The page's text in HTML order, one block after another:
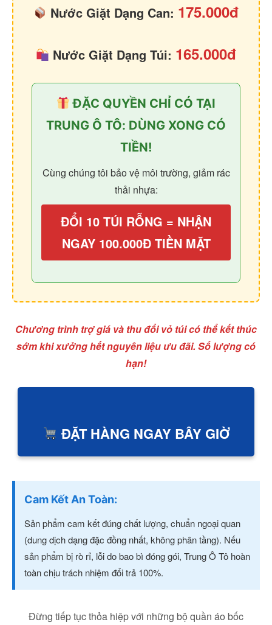
Nước Giặt Dạng Can: 175.000đ
Nước Giặt Dạng Túi: 165.000đ
ĐẶC QUYỀN CHỈ CÓ TẠI
TRUNG Ô TÔ: DÙNG XONG CÓ
TIỀN!
Cùng chúng tôi bảo vệ môi trường, giảm rác
thải nhựa:
ĐỔI 10 TÚI RỖNG = NHẬN
NGAY 100.000Đ TIỀN MẶT
Chương trình trợ giá và thu đổi vỏ túi có thể kết thúc
sớm khi xưởng hết nguyên liệu ưu đãi. Số lượng có
hạn!
ĐẶT HÀNG NGAY BÂY GIỜ
Cam Kết An Toàn:
Sản phẩm cam kết đúng chất lượng, chuẩn ngoại quan
(dung dịch dạng đặc đồng nhất, không phân tầng). Nếu
sản phẩm bị rò rỉ, lỗi do bao bì đóng gói, Trung Ô Tô hoàn
toàn chịu trách nhiệm đổi trả 100%.
Đừng tiếp tục thỏa hiệp với những bộ quần áo bốc